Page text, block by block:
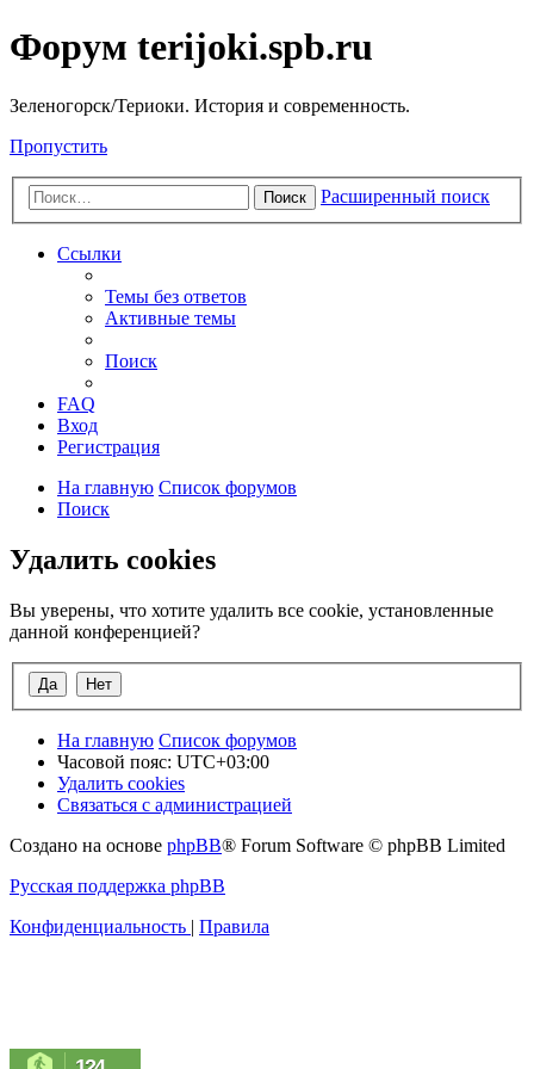
Форум terijoki.spb.ru
Зеленогорск/Териоки. История и современность.
Пропустить
Поиск Расширенный поиск
Ссылки
Темы без ответов
Активные темы
Поиск
FAQ
Вход
Регистрация
На главную Список форумов
Поиск
Удалить cookies
Вы уверены, что хотите удалить все cookie, установленные
данной конференцией?
На главную Список форумов
Часовой пояс: UTC+03:00
Удалить cookies
Связаться с администрацией
Создано на основе phpBB® Forum Software © phpBB Limited
Русская поддержка phpBB
Конфиденциальность | Правила